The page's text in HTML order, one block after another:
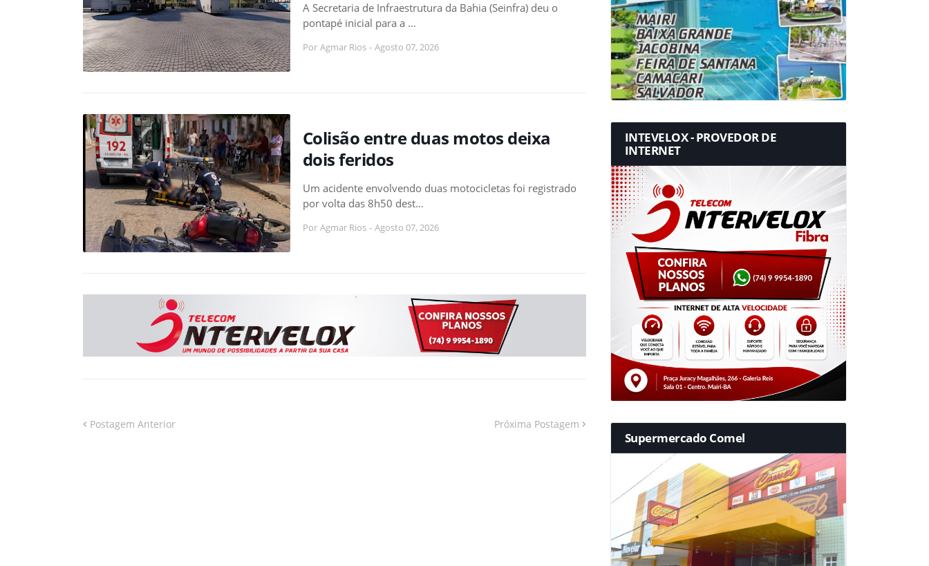
A Secretaria de Infraestrutura da Bahia (Seinfra) deu o
pontapé inicial para a …
Por Agmar Rios - Agosto 07, 2026
Colisão entre duas motos deixa
dois feridos
Um acidente envolvendo duas motocicletas foi registrado
por volta das 8h50 dest…
Por Agmar Rios - Agosto 07, 2026
Postagem Anterior Próxima Postagem
INTEVELOX - PROVEDOR DE
INTERNET
Supermercado Comel